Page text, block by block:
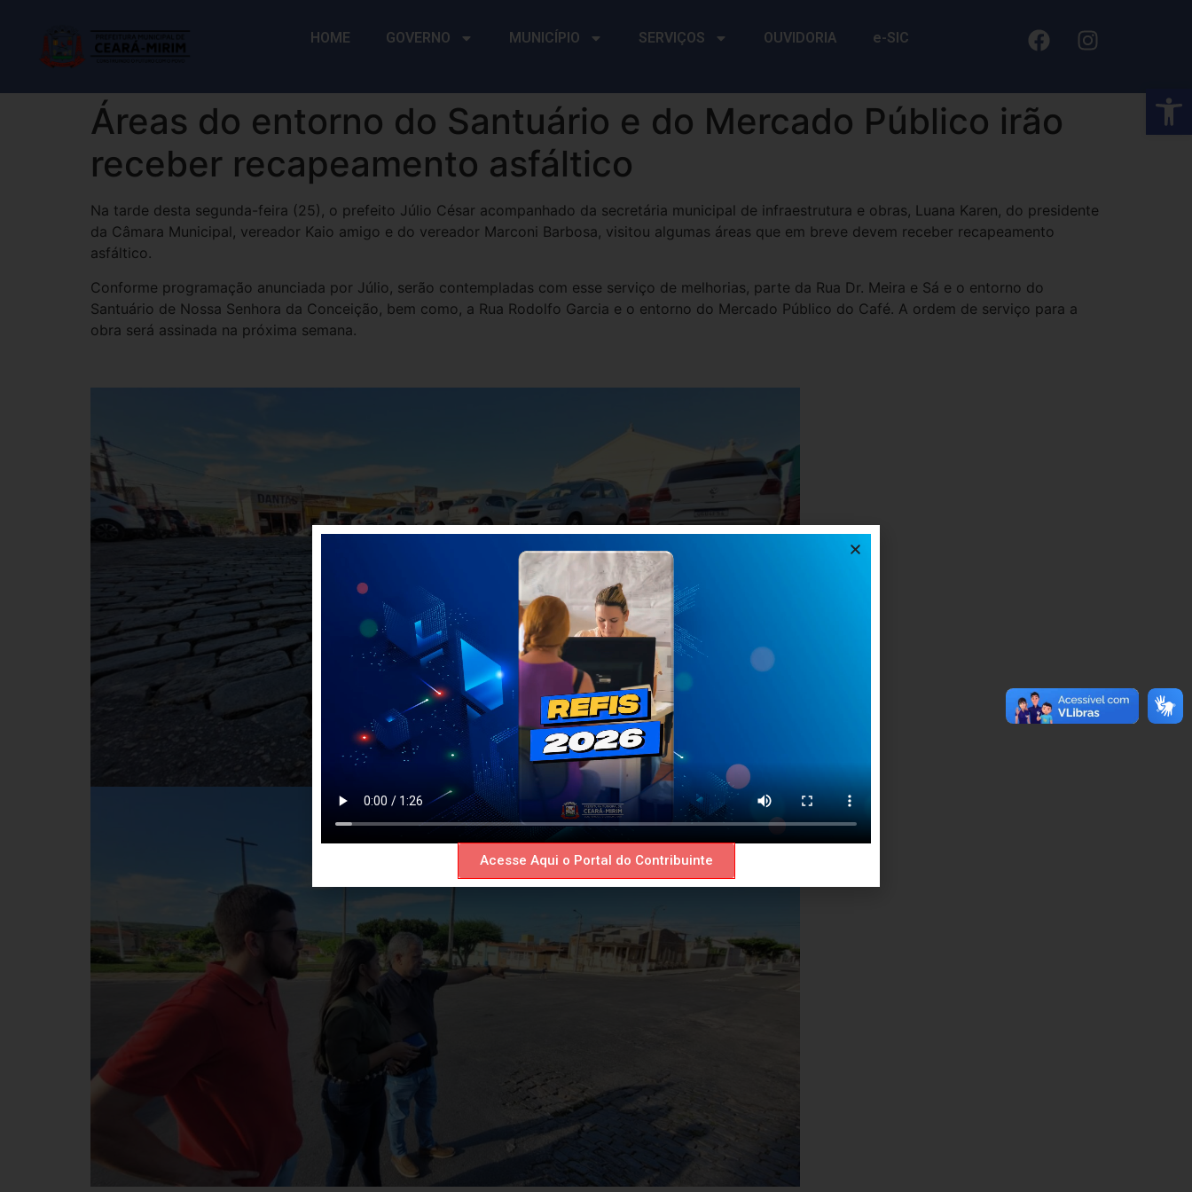
Barra de
HOME GOVERNO MUNICÍPIO SERVIÇOS OUVIDORIA e-SIC
Áreas do entorno do Santuário e do Mercado Público irão
receber recapeamento asfáltico
Na tarde desta segunda-feira (25), o prefeito Júlio César acompanhado da secretária municipal de infraestrutura e obras, Luana Karen, do presidente
da Câmara Municipal, vereador Kaio amigo e do vereador Marconi Barbosa, visitou algumas áreas que em breve devem receber recapeamento
asfáltico.
Conforme programação anunciada por Júlio, serão contempladas com esse serviço de melhorias, parte da Rua Dr. Meira e Sá e o entorno do
Santuário de Nossa Senhora da Conceição, bem como, a Rua Rodolfo Garcia e o entorno do Mercado Público do Café. A ordem de serviço para a
obra será assinada na próxima semana.
Acesse Aqui o Portal do Contribuinte